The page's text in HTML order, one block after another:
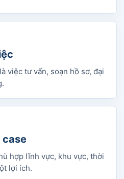
việc tư vấn, soạn hồ sơ, đại
case
hợp lĩnh vực, khu vực, thời
lợi ích.